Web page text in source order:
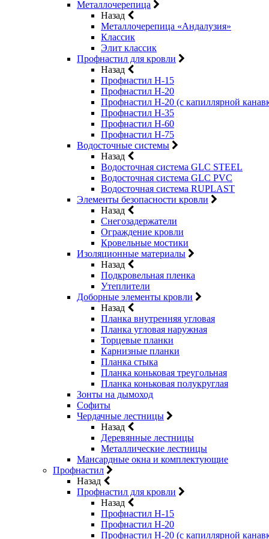
Металлочерепица
Назад
Металлочерепица «Андалузия»
Классик
Элит классик
Профнастил для кровли
Назад
Профнастил Н-15
Профнастил Н-20
Профнастил Н-20 (с капиллярной
Профнастил Н-35
Профнастил Н-60
Профнастил Н-75
Водосточные системы
Назад
Водосточная система GLC STEEL
Водосточная система GLC PVC
Водосточная система RUPLAST
Элементы безопасности кровли
Назад
Снегозадержатели
Ограждение кровли
Кровельные мостики
Изоляционные материалы
Назад
Подкровельная пленка
Утеплители
Доборные элементы кровли
Назад
Планка внутренняя угловая
Планка угловая наружная
Торцевые планки
Карнизные планки
Планка стыка
Планка коньковая треугольная
Планка коньковая полукруглая
Зонты на дымоход
Софиты
Чердачные лестницы
Назад
Деревянные лестницы
Металлические лестницы
Мансардные окна и комплектующие
Профнастил
Назад
Профнастил для кровли
Назад
Профнастил Н-15
Профнастил Н-20
Профнастил Н-20 (с капиллярной